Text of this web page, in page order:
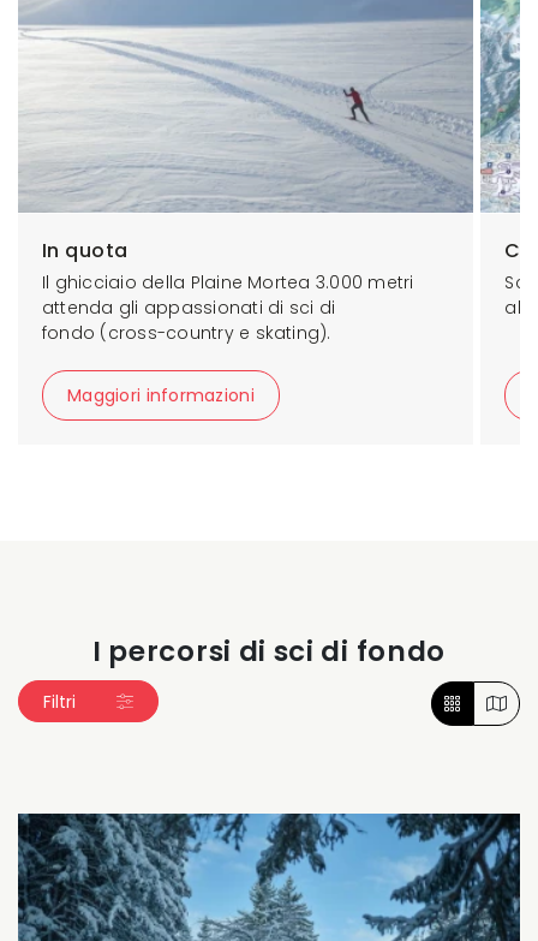
In quota
Il ghicciaio della Plaine Mortea 3.000 metri
attenda gli appassionati di sci di
fondo (cross-country e skating).
Maggiori informazioni
I percorsi di sci di fondo
Filtri